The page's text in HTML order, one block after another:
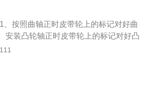
搭载型号为4A92的1.6L自然吸气发动
·米；1.6L标准型搭载型号为4G18S1的
值扭矩为138牛·米，两款新车均满足
速箱；3、菱智M3全面迎合了富裕个体
构、事业单位在商务、商用方面的多
按照曲轴正时皮带轮上的标记对好曲
安装凸轮轴正时皮带轮上的标记对好凸
；3、安装好正时皮带\/链条即可；